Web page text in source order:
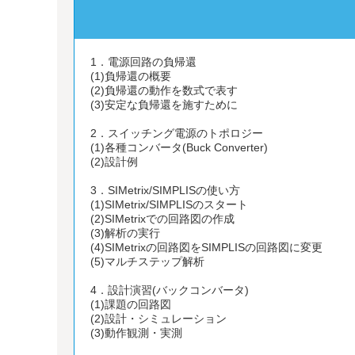
1．電源回路の負帰還
(1)負帰還の概要
(2)負帰還の動作を数式で表す
(3)安定な負帰還を施すために
2．スイッチング電源のトポロジー
(1)各種コンバータ(Buck Converter)
(2)設計例
3．SIMetrix/SIMPLISの使い方
(1)SIMetrix/SIMPLISのスタート
(2)SIMetrixでの回路図の作成
(3)解析の実行
(4)SIMetrixの回路図をSIMPLISの回路図に変更
(5)マルチステップ解析
4．設計演習(バックコンバータ)
(1)課題の回路図
(2)設計・シミュレーション
(3)動作観測・実測